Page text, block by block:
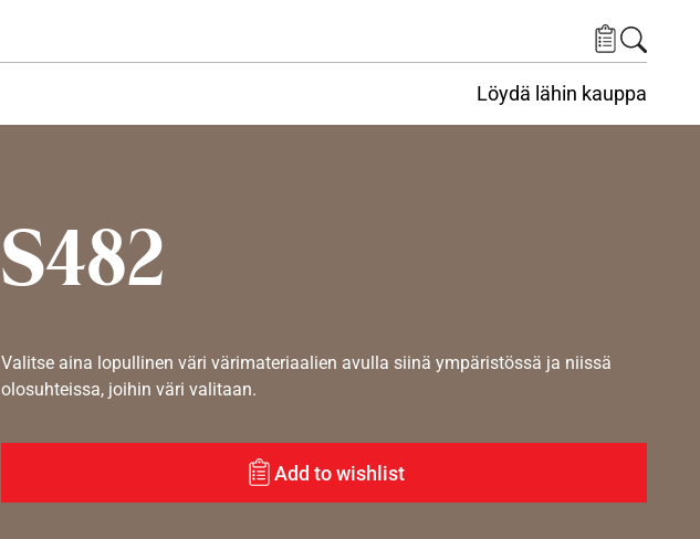
Löydä lähin kauppa
S482
Valitse aina lopullinen väri värimateriaalien avulla siinä ympäristössä ja niissä
olosuhteissa, joihin väri valitaan.
Add to wishlist